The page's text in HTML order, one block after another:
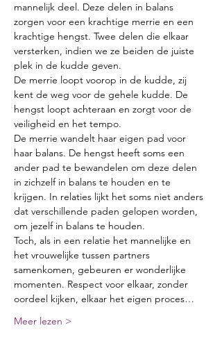
mannelijk deel. Deze delen in balans
zorgen voor een krachtige merrie en een
krachtige hengst. Twee delen die elkaar
versterken, indien we ze beiden de juiste
plek in de kudde geven.
De merrie loopt voorop in de kudde, zij
kent de weg voor de gehele kudde. De
hengst loopt achteraan en zorgt voor de
veiligheid en het tempo.
De merrie wandelt haar eigen pad voor
haar balans. De hengst heeft soms een
ander pad te bewandelen om deze delen
in zichzelf in balans te houden en te
krijgen. In relaties lijkt het soms niet anders
dat verschillende paden gelopen worden,
om jezelf in balans te houden.
Toch, als in een relatie het mannelijke en
het vrouwelijke tussen partners
samenkomen, gebeuren er wonderlijke
momenten. Respect voor elkaar, zonder
oordeel kijken, elkaar het eigen proces…
Meer lezen >